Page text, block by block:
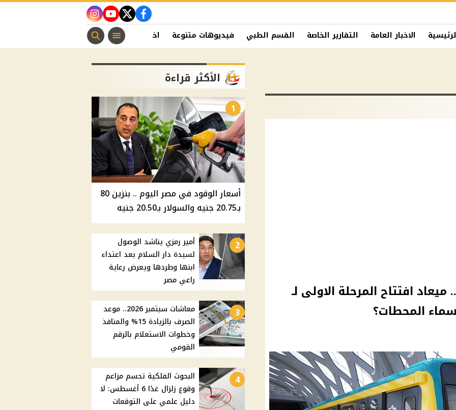
facebook
twitter
youtube
instagram
الاخبار العامة التقارير الخاصة القسم الطبي فيديوهات متنوعة اخبار الفن منوعات مسيحية
افتتاح المرحلة الاولى لـ
المحطات؟
الأكثر قراءة
1
أسعار الوقود في مصر اليوم .. بنزين 80
بـ20.75 جنيه والسولار بـ20.50 جنيه
2
أمير رمزي يناشد الوصول
لسيدة دار السلام بعد اعتداء
ابنها وطردها ويعرض رعاية
راعي مصر
3
معاشات سبتمبر 2026.. موعد
الصرف بالزيادة 15% والمنافذ
وخطوات الاستعلام بالرقم
القومي
4
البحوث الفلكية تحسم مزاعم
وقوع زلزال غدًا 6 أغسطس: لا
دليل علمي على التوقعات